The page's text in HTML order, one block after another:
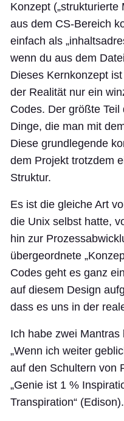
Konzept („strukturierte
aus dem CS-Bereich
einfach als
wenn du aus dem
Dieses Kernkonzept
der Realität nur ein
Codes. Der größte Teil
Dinge, die man mit
Diese grundlegende
dem Projekt trotzdem
Struktur.
Es ist die gleiche Art
die Unix selbst hatte,
hin zur
übergeordnete
Codes geht es ganz
auf diesem Design
dass es uns in der
Ich habe zwei Mantras
„Wenn ich weiter
auf den Schultern von
„Genie ist 1 %
Transpiration“ (Edison).